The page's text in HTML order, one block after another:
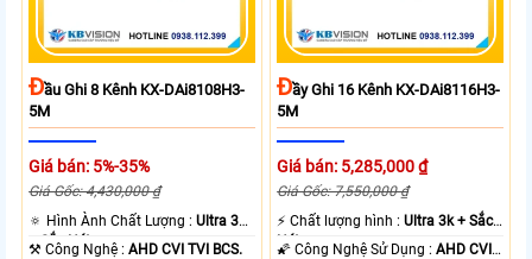
ĐẦu Ghi 8 Kênh KX-DAi8108H3-
5M
Giá bán: 5%-35%
Giá Gốc: 4,430,000 ₫
🔅 Hình Ành Chất Lượng :Ultra 3k
+ Sắc Nét .
⚒ Công Nghệ :AHD CVI TVI BCS.
ĐẦy Ghi 16 Kênh KX-DAi8116H3-
5M
Giá bán: 5,285,000 ₫
Giá Gốc: 7,550,000 ₫
️⚡ Chất lượng hình :Ultra 3k + Sắc
Nét .
🌠 Công Nghệ Sử Dụng :AHD CVI